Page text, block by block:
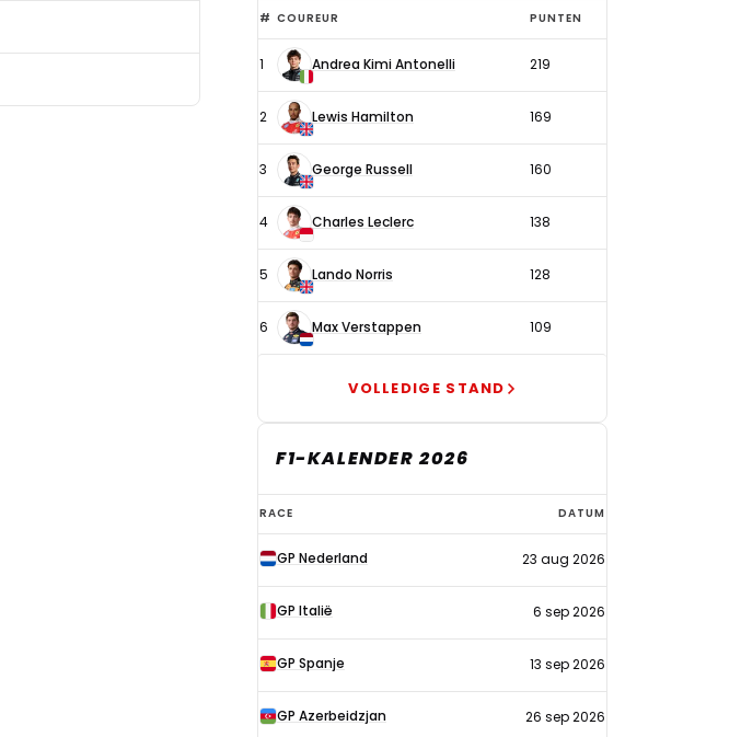
Top
6
coureurs
# COUREUR PUNTEN
1 Andrea Kimi Antonelli 219
2 Lewis Hamilton 169
3 George Russell 160
4 Charles Leclerc 138
5 Lando Norris 128
6 Max Verstappen 109
VOLLEDIGE STAND
F1-KALENDER 2026
F1-
kalender
2026
RACE DATUM
GP Nederland 23 aug 2026
GP Italië 6 sep 2026
GP Spanje 13 sep 2026
GP Azerbeidzjan 26 sep 2026